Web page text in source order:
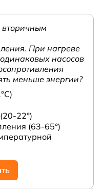
вторичным
При нагреве
насосов
меньше энергии?
22°)
(63-65°)